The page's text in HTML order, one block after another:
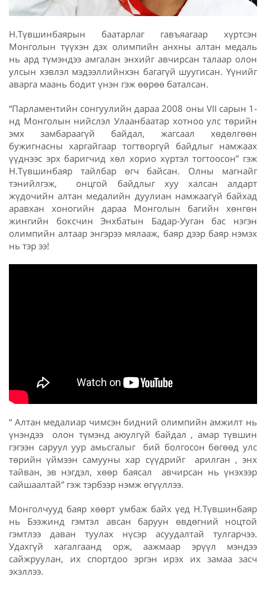
Н.Түвшинбаярын баатарлаг гавъяагаар хүртсэн
Монголын түүхэн дэх олимпийн анхны алтан медаль
нь ард түмэндээ амгалан энхийг авчирсан талаар олон
улсын хэвлэл мэдээллийнхэн багагүй шуугисан. Үүнийг
аварга маань бодит үнэн гэж өөрөө баталсан.
“Парламентийн сонгуулийн дараа 2008 оны VII сарын 1-
нд Монголын нийслэл Улаанбаатар хотноо улс төрийн
эмх замбараагүй байдал, жагсаал хөдөлгөөн
бужигнасны харгайгаар тогтворгүй байдлыг намжаах
үүднээс эрх баригчид хөл хорио хүртэл тогтоосон” гэж
Н.Түвшинбаяр тайлбар өгч байсан. Олны магнайг
тэнийлгэж, онцгой байдлыг хуу халсан алдарт
жүдочийн алтан медалийн дуулиан намжаагүй байхад
аравхан хоногийн дараа Монголын багийн хөнгөн
жингийн боксчин Энхбатын Бадар-Ууган бас нэгэн
олимпийн алтаар энгэрээ мялааж, баяр дээр баяр нэмэх
нь тэр ээ!
“ Алтан медалиар чимсэн бидний олимпийн амжилт нь
үнэндээ олон түмэнд аюулгүй байдал , амар түвшин
гэгээн саруул уур амьсгалыг бий болгосон бөгөөд улс
төрийн үймээн самууны хар сүүдрийг арилган , энх
тайван, эв нэгдэл, хөөр баясал авчирсан нь үнэхээр
сайшаалтай” гэж тэрбээр нэмж өгүүллээ.
Монголчууд баяр хөөрт умбаж байх үед Н.Түвшинбаяр
нь Бээжинд гэмтэл авсан баруун өвдөгний ноцтой
гэмтлээ даван туулах нүсэр асуудалтай тулгарчээ.
Удахгүй хагалгаанд орж, аажмаар эрүүл мэндээ
сайжруулан, их спортдоо эргэн ирэх их замаа засч
эхэллээ.